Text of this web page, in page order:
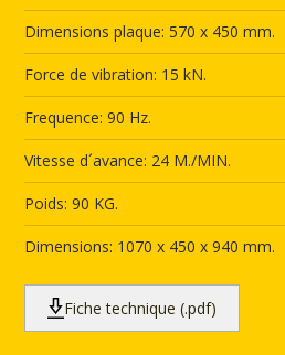
Dimensions plaque: 570 x 450 mm.
Force de vibration: 15 kN.
Frequence: 90 Hz.
Vitesse d´avance: 24 M./MIN.
Poids: 90 KG.
Dimensions: 1070 x 450 x 940 mm.
Fiche technique (.pdf)